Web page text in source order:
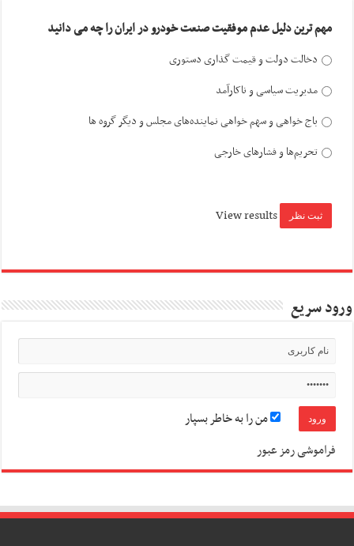
مهم ترین دلیل عدم موفقیت صنعت خودرو در ایران را چه می دانید
دخالت دولت و قیمت گذاری دستوری
مدیریت سیاسی و ناکارآمد
باج خواهی و سهم خواهی نماینده‌های مجلس و دیگر گروه ها
تحریم‌ها و فشارهای خارجی
View results
ورود سریع
من را به خاطر بسپار
فراموشی رمز عبور